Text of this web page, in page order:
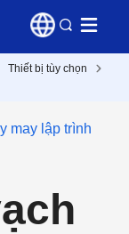
Thiết bị tùy chọn
may lập trình